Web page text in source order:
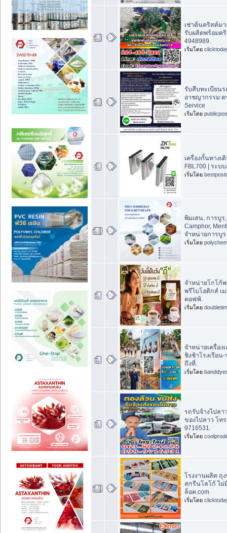
เช่าต้นคริสต์ม
รับผลิตพร้อมค
4948989.
เริ่มโดย
รับสืบทะเบียน
อาชญากรรม ต
Service
เริ่มโดย
เครื่องกั้นทางเ
FBL700 | ระบ
เริ่มโดย
พิมเสน, การบูร
Camphor,
จำหน่ายการบูร
เริ่มโดย
จำหน่ายโกโก้
พรีไบโอติกส์ เ
คอฟฟ์.
เริ่มโดย
จำหน่ายเครื่อง
ชิงช้าโรงเรียน
ถึงที่.
เริ่มโดย
รถรับจ้างไปลา
ของไปลาว โท
9716531.
เริ่มโดย
โรงงานผลิต ถุ
สกรีนโลโก้ ไม่
ล็อค.com
เริ่มโดย